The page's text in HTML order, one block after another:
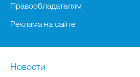
Правообладателям
Реклама на сайте
Новости